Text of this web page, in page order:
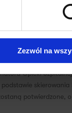
Zezwól na
omówi stan
Opieki
potwierdzone,